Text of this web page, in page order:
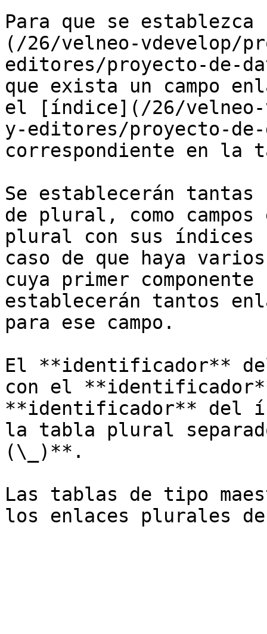
Para que se
(/26/velneo-vdevelop/
editores/proyecto-de-
que exista un campo
el [índice](/26/velneo-
y-editores/proyecto-
correspondiente en la
Se establecerán
de plural, como
plural con sus índices
caso de que haya
cuya primer
establecerán tantos
para ese campo.
El **identificador**
con el
**identificador** del
la tabla plural
(\_)**.
Las tablas de tipo